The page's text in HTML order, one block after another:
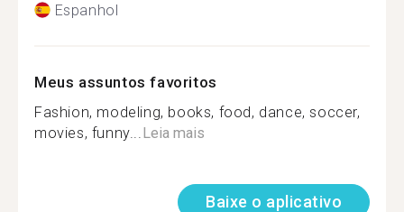
Espanhol
Meus assuntos favoritos
Fashion, modeling, books, food, dance, soccer,
movies, funny... Leia mais
Baixe o aplicativo